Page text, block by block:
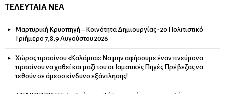
ΤΕΛΕΥΤΑΊΑ ΝΈΑ
Μαρτυρική Κρυοπηγή – Κοινότητα Δημιουργίας- 2ο Πολιτιστικό
Τριήμερο 7,8,9 Αυγούστου 2026
Χώρος πρασίνου «Καλάμια»: Να μην αφήσουμε έναν πνεύμονα
πρασίνου να χαθεί και μαζί του οι Ιαματικές Πηγές Πρέβεζας να
τεθούν σε άμεσο κίνδυνο εξάντλησης!